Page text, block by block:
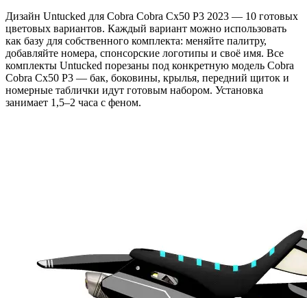
Дизайн Untucked для Cobra Cobra Cx50 P3 2023 — 10 готовых
цветовых вариантов. Каждый вариант можно использовать
как базу для собственного комплекта: меняйте палитру,
добавляйте номера, спонсорские логотипы и своё имя. Все
комплекты Untucked порезаны под конкретную модель Cobra
Cobra Cx50 P3 — бак, боковины, крылья, передний щиток и
номерные таблички идут готовым набором. Установка
занимает 1,5–2 часа с феном.